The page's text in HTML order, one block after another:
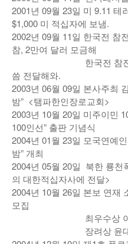
2001년 09월 23일 미 9.11 테
$1,000 미 적십자에 보냄.
2002년 09월 11일 한국전 참
참, 2만여 달러 모금해
한국전 참전용사
씀 전달해와.
2003년 06월 09일 본사주최
밤” <탬파한인장로교회>
2003년 10월 20일 미주이민
100인선” 출판 기념식
2004년 01월 23일 모국연예
밤” 개최
2004년 05월 20일 북한 룡천
의 대한적십자사에 전달>
2004년 10월 26일 본보 연재
모집
최우수상 이승애,
장려상 윤대일, 한